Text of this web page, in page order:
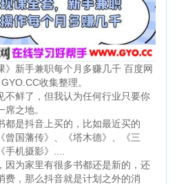
》新手兼职每个月多赚几千 百度网
收集整理。
不鲜了，但我认为任何行业只要你
之地。
都是抖音上买的，比如最近买的
曾国藩传》、《塔木德》、《三
机摄影》....
因为家里有很多书都还是新的，还
费，那么抖音就是计划之外的消